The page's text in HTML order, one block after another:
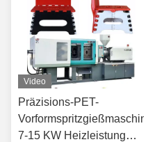
Video
Präzisions-PET-
Vorformspritzgießmaschine
7-15 KW Heizleistung